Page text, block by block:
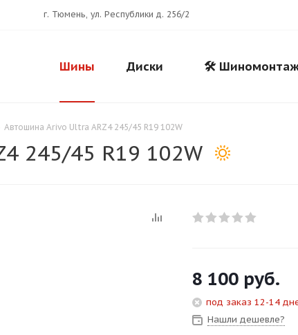
г. Тюмень, ул. Республики д. 256/2
Шины Диски 🛠️
Автошина Arivo Ultra ARZ4 245/45 R19 102W
245/45 R19 102W
8 100 руб.
под заказ 12-14
Нашли дешевле?
без переплат